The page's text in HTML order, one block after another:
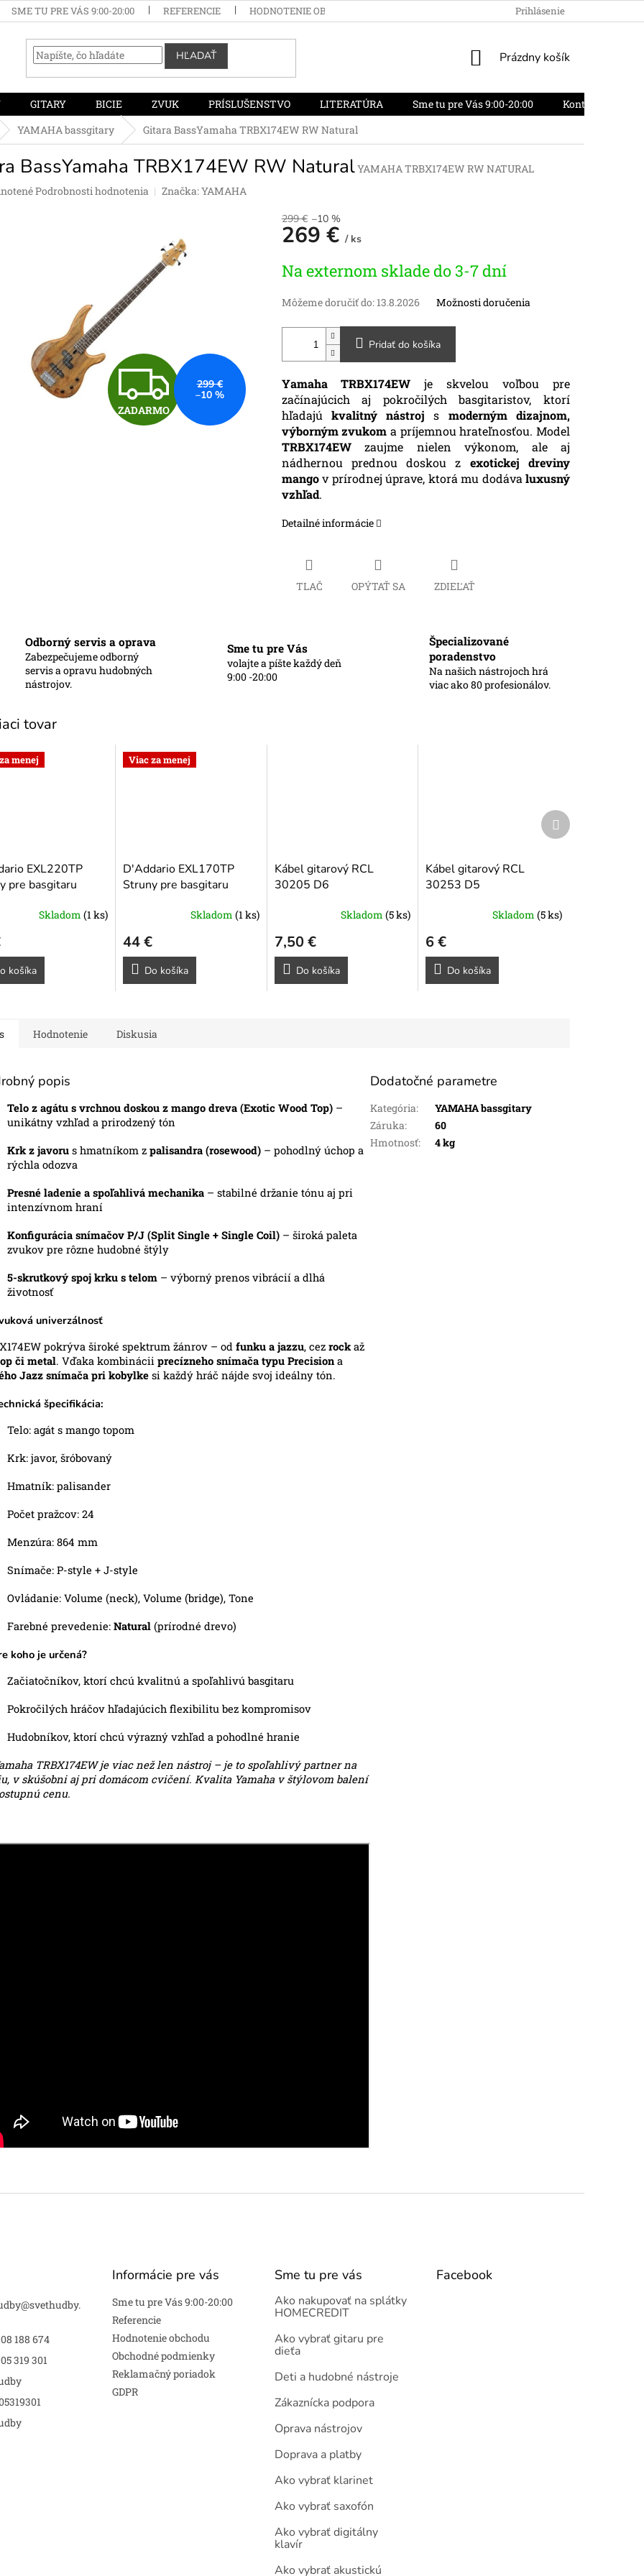
SME TU PRE VÁS 9:00-20:00 REFERENCIE HODNOTENIE OBCHODU REKLAMAČNÝ
Prihlásenie
HĽADAŤ
NÁKUPNÝ
Prázdny košík
GITARY BICIE ZVUK PRÍSLUŠENSTVO LITERATÚRA Sme tu pre Vás 9:00-20:00 Kontakty
YAMAHA bassgitary Gitara BassYamaha TRBX174EW RW Natural
modré
BassYamaha TRBX174EW RW NaturalYAMAHA TRBX174EW RW NATURAL
Podrobnosti hodnotenia Značka:YAMAHA
Z
A
ZADARMO
299 €
–10 %
299 € –10 %
269 € / ks
cena:
Na externom sklade do 3-7 dní
Môžeme doručiť do: 13.8.2026 Možnosti doručenia
Pridať do košíka
Yamaha TRBX174EW je skvelou voľbou pre
začínajúcich aj pokročilých basgitaristov, ktorí
hľadajú kvalitný nástroj s moderným dizajnom,
výborným zvukom a príjemnou hrateľnosťou. Model
TRBX174EWzaujme nielen výkonom, ale aj
nádhernou prednou doskou z exotickej dreviny
mangov prírodnej úprave, ktorá mu dodávaluxusný
vzhľad.
Detailné informácie
TLAČ OPÝTAŤ SA ZDIEĽAŤ
Odborný servis a oprava
Zabezpečujeme odborný
servis a opravu hudobných
nástrojov.
Sme tu pre Vás
volajte a píšte každý deň
9:00 -20:00
Špecializované
poradenstvo
Na našich nástrojoch hrá
viac ako 80 profesionálov.
tovar
menej
EXL220TP
pre basgitaru
Skladom (1 ks)
košíka
Viac za menej
D'Addario EXL170TP
Struny pre basgitaru
Skladom (1 ks)
44 €
Do košíka
Kábel gitarový RCL
30205 D6
Skladom(5 ks)
7,50 €
Do košíka
Kábel gitarový RCL
30253 D5
Skladom (5 ks)
6 €
Do košíka
Ďalší
produkt
Hodnotenie Diskusia
popis
Telo z agátu s vrchnou doskou z mango dreva (Exotic Wood Top) –
unikátny vzhľad a prirodzený tón
Krk z javoru s hmatníkom z palisandra (rosewood) – pohodlný úchop a
rýchla odozva
Presné ladenie a spoľahlivá mechanika – stabilné držanie tónu aj pri
intenzívnom hraní
Konfigurácia snímačov P/J (Split Single + Single Coil) – široká paleta
zvukov pre rôzne hudobné štýly
5-skrutkový spoj krku s telom – výborný prenos vibrácií a dlhá
životnosť
univerzálnosť
pokrýva široké spektrum žánrov – od funku a jazzu, cez rockaž
či metal. Vďaka kombinácii precízneho snímača typu Precisiona
Jazz snímača pri kobylke si každý hráč nájde svoj ideálny tón.
špecifikácia:
Telo: agát s mango topom
Krk: javor, šróbovaný
Hmatník: palisander
Počet pražcov: 24
Menzúra: 864 mm
Snímače: P-style + J-style
Ovládanie: Volume (neck), Volume (bridge), Tone
Farebné prevedenie: Natural (prírodné drevo)
koho je určená?
Začiatočníkov, ktorí chcú kvalitnú a spoľahlivú basgitaru
Pokročilých hráčov hľadajúcich flexibilitu bez kompromisov
Hudobníkov, ktorí chcú výrazný vzhľad a pohodlné hranie
TRBX174EW je viac než len nástroj – je to spoľahlivý partner na
v skúšobni aj pri domácom cvičení. Kvalita Yamaha v štýlovom balení
cenu.
Dodatočné parametre
Kategória:
YAMAHA bassgitary
Záruka:
60
Hmotnosť: 4 kg
@svethudby.
188 674
319 301
Informácie pre vás
Sme tu pre Vás 9:00-20:00
Referencie
Hodnotenie obchodu
Obchodné podmienky
Reklamačný poriadok
GDPR
Sme tu pre vás
Ako nakupovať na splátky
HOMECREDIT
Ako vybrať gitaru pre
dieťa
Deti a hudobné nástroje
Zákaznícka podpora
Oprava nástrojov
Doprava a platby
Ako vybrať klarinet
Ako vybrať saxofón
Ako vybrať digitálny
klavír
Ako vybrať akustickú
Facebook